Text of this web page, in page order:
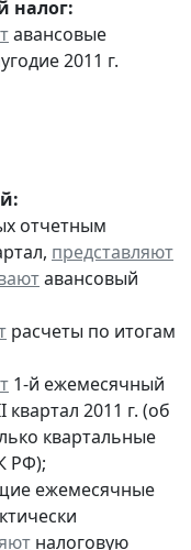
налог:
авансовые
2011 г.
отчетным
представляют
авансовый
расчеты по итогам
1-й ежемесячный
2011 г. (об
квартальные
РФ);
ежемесячные
налоговую